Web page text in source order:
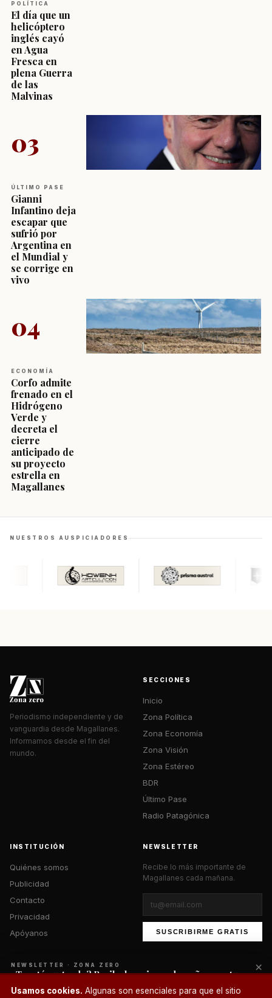
POLÍTICA
El día que un
helicóptero
inglés cayó
en Agua
Fresca en
plena Guerra
de las
Malvinas
03
ÚLTIMO PASE
Gianni
Infantino deja
escapar que
sufrió por
Argentina en
el Mundial y
se corrige en
vivo
04
ECONOMÍA
Corfo admite
frenado en el
Hidrógeno
Verde y
decreta el
cierre
anticipado de
su proyecto
estrella en
Magallanes
NUESTROS AUSPICIADORES
Periodismo independiente y de
vanguardia desde Magallanes.
Informamos desde el fin del
mundo.
SECCIONES
Inicio
Zona Política
Zona Economía
Zona Visión
Zona Estéreo
BDR
Último Pase
Radio Patagónica
INSTITUCIÓN
Quiénes somos
Publicidad
Contacto
Privacidad
Apóyanos
NEWSLETTER
Recibe lo más importante de
Magallanes cada mañana.
SUSCRIBIRME GRATIS
© 2026 Zona Zero Media. Todos los derechos reservados.
Usamos cookies. Algunas son esenciales para que el sitio
NEWSLETTER · ZONA ZERO
¿Te está gustando? Recibe lo mejor cada mañana en tu
correo.
×